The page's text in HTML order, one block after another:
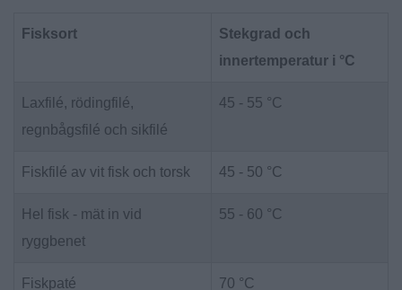
Fisksort
Stekgrad och
innertemperatur i °C
Laxfilé, rödingfilé,
regnbågsfilé och sikfilé
45 - 55 °C
Fiskfilé av vit fisk och torsk 45 - 50 °C
Hel fisk - mät in vid
ryggbenet
55 - 60 °C
Fiskpaté 70 °C